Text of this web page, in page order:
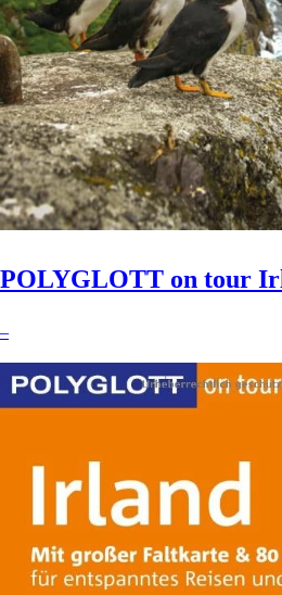
POLYGLOTT on tour
–